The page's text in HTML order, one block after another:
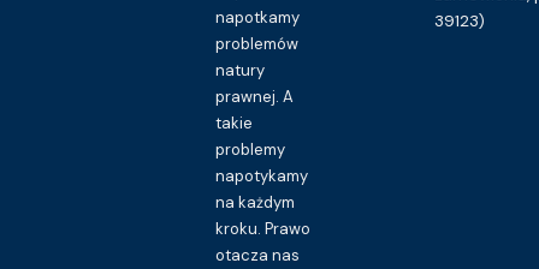
napotkamy
problemów
natury
prawnej. A
takie
problemy
napotykamy
na każdym
kroku. Prawo
otacza nas
39123)